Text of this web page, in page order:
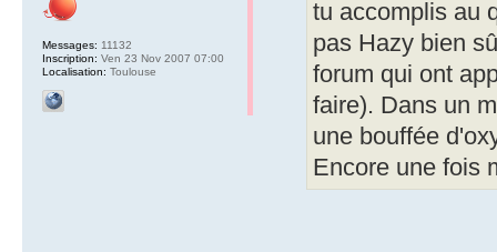
tu accomplis au
pas Hazy bien
forum qui ont
faire). Dans un
une bouffée
Encore une fois
Messages: 11132
Inscription: Ven 23 Nov 2007 07:00
Localisation: Toulouse